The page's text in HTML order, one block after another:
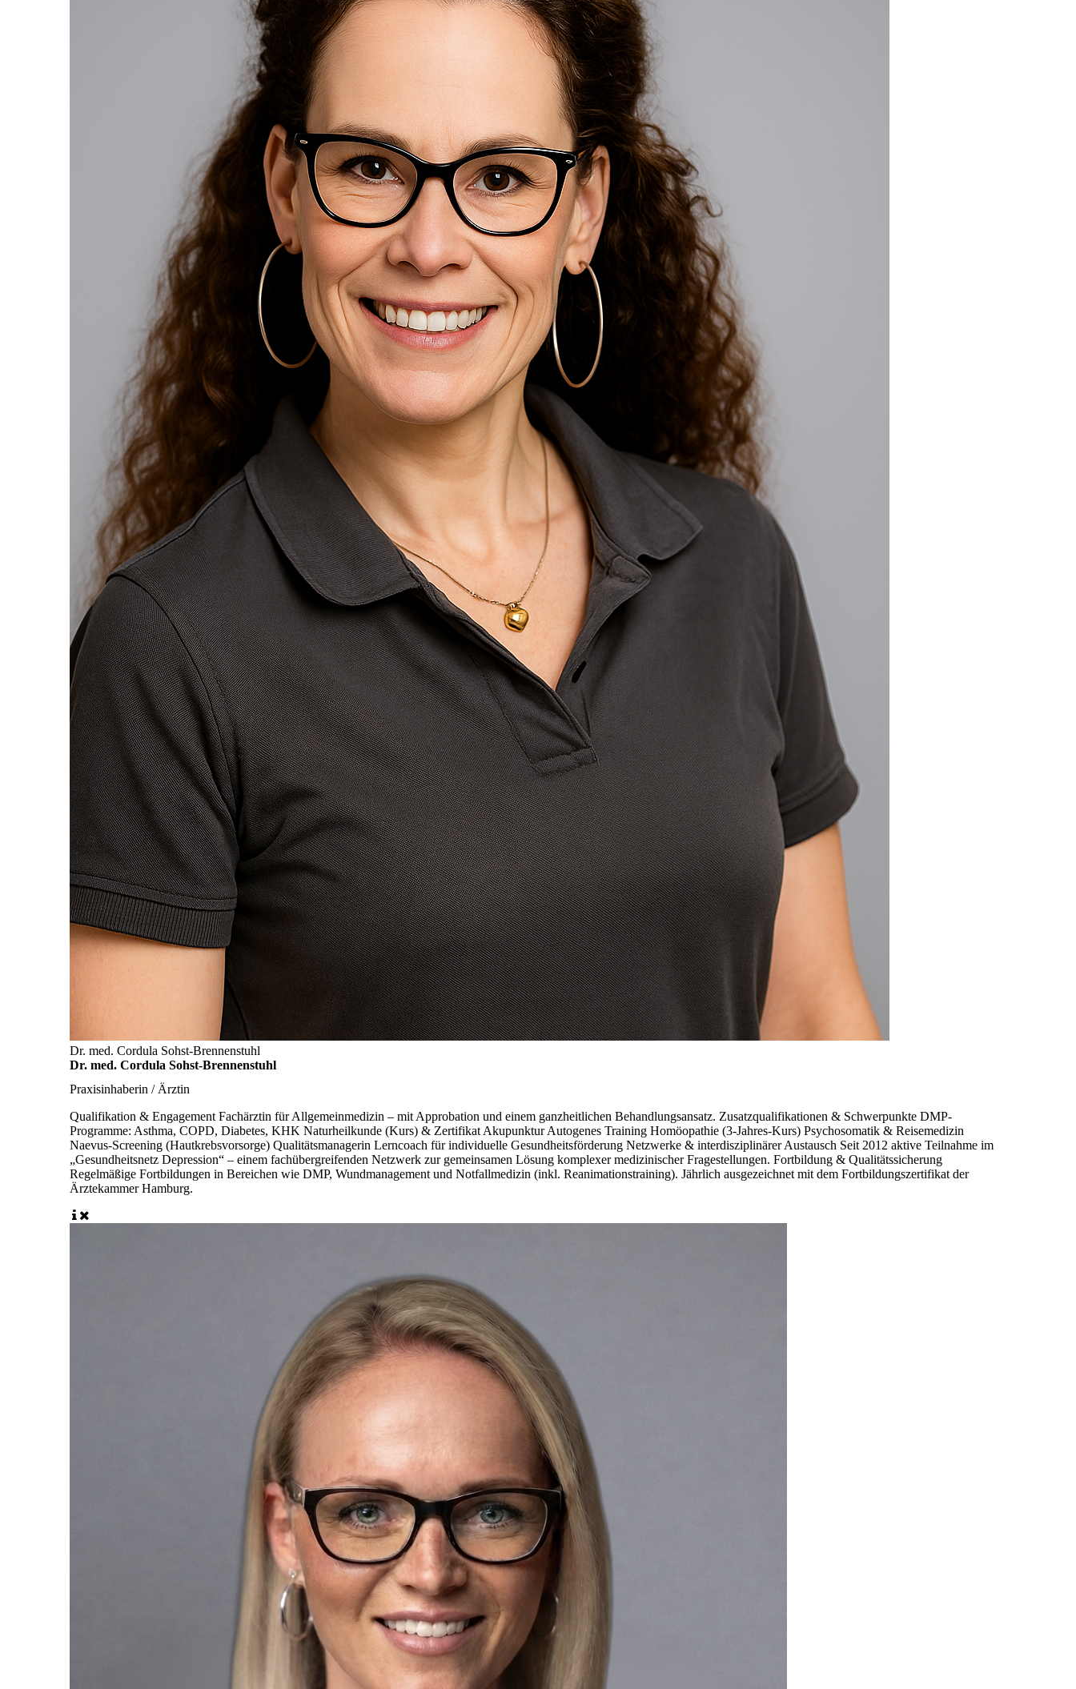
Dr. med. Cordula Sohst-Brennenstuhl
Dr. med. Cordula Sohst-Brennenstuhl
Praxisinhaberin / Ärztin
Qualifikation & Engagement Fachärztin für Allgemeinmedizin – mit Approbation und einem ganzheitlichen Behandlungsansatz. Zusatzqualifikationen & Schwerpunkte DMP-
Programme: Asthma, COPD, Diabetes, KHK Naturheilkunde (Kurs) & Zertifikat Akupunktur Autogenes Training Homöopathie (3-Jahres-Kurs) Psychosomatik & Reisemedizin
Naevus-Screening (Hautkrebsvorsorge) Qualitätsmanagerin Lerncoach für individuelle Gesundheitsförderung Netzwerke & interdisziplinärer Austausch Seit 2012 aktive Teilnahme im
„Gesundheitsnetz Depression“ – einem fachübergreifenden Netzwerk zur gemeinsamen Lösung komplexer medizinischer Fragestellungen. Fortbildung & Qualitätssicherung
Regelmäßige Fortbildungen in Bereichen wie DMP, Wundmanagement und Notfallmedizin (inkl. Reanimationstraining). Jährlich ausgezeichnet mit dem Fortbildungszertifikat der
Ärztekammer Hamburg.